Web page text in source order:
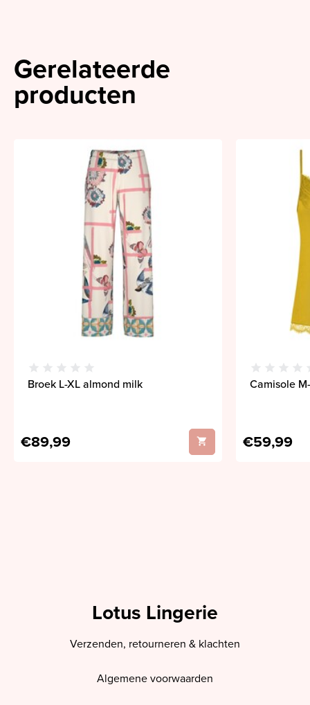
Gerelateerde
producten
Broek L-XL almond milk
€89,99
Camisole
€59,99
Lotus Lingerie
Verzenden, retourneren & klachten
Algemene voorwaarden